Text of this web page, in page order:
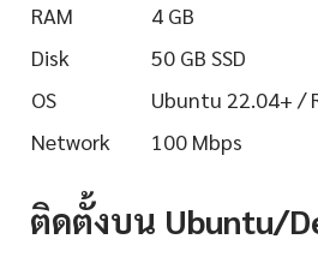
RAM
4 GB
Disk
50 GB SSD
OS
Ubuntu 22.04+ /
Network
100 Mbps
ติดตั้งบน Ubuntu/